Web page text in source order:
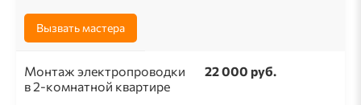
Вызвать мастера
Монтаж электропроводки
в 2-комнатной квартире
22 000 руб.